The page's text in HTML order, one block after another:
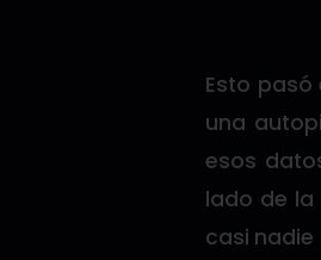
Esto
una
esos
lado de
casi